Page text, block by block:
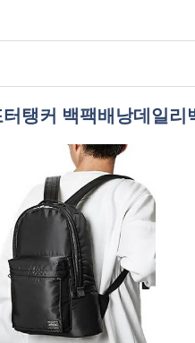
탱커 백팩배낭데일리